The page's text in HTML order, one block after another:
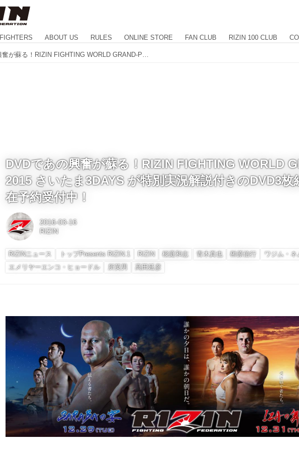
FIGHTERS ABOUT US RULES ONLINE STORE FAN CLUB RIZIN 100 CLUB
DVDであの興奮が蘇る！RIZIN FIGHTING WORLD
2015 さいたま3DAYS が特別実況解説付きのDVD3枚
在予約受付中！
2016-03-16
RIZIN
RIZINニュース トップPresents RIZIN.1 RIZIN 桜庭和志 青木真也 榊原信行
ワジム・ネ
エメリヤーエンコ・ヒョードル
所英男 髙田延彦